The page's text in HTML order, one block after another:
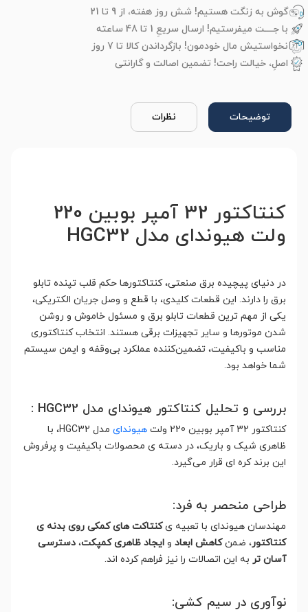
گوش به زنگت هستیم! شش روز هفته، از 9 تا 21
با جــــت میفرستیم! ارسال سریعِ 1 تا 48 ساعته
نخواستیش مال خودمون! بازگرداندن کالا تا 7 روز
اصلِ، خیالت راحت! تضمین اصالت و گارانتی
توضیحات نظرات
کنتاکتور 32 آمپر بوبین 220
ولت هیوندای مدل HGC32
در دنیای پیچیده برق صنعتی، کنتاکتورها حکم قلب تپنده تابلو
برق را دارند. این قطعات کلیدی، با قطع و وصل جریان الکتریکی،
یکی از مهم ترین قطعات تابلو برق و مسئول خاموش و روشن
شدن موتورها و سایر تجهیزات برقی هستند. انتخاب کنتاکتوری
مناسب و باکیفیت، تضمین‌کننده عملکرد بی‌وقفه و ایمن سیستم
شما خواهد بود.
بررسی و تحلیل کنتاکتور هیوندای مدل HGC32 :
کنتاکتور 32 آمپر بوبین 220 ولت هیوندای
مدل HGC32، با
ظاهری شیک و باریک، در دسته ی محصولات باکیفیت و پرفروش
این برند کره ای قرار می‌گیرد.
طراحی منحصر به فرد:
مهندسان هیوندای با تعبیه یکنتاکت های کمکی روی بدنه ی
کنتاکتور، ضمنکاهش ابعاد و ایجاد ظاهری کمپکت، دسترسی
آسان تر به این اتصالات را نیز فراهم کرده اند.
نوآوری در سیم کشی: